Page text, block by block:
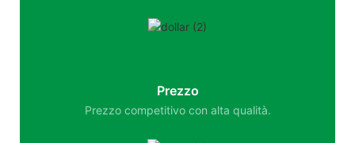
Prezzo
Prezzo competitivo con alta qualità.